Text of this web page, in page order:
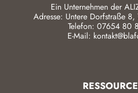
Ein Unternehmen der
Adresse: Untere Dorfstraße
Telefon: 07654 80
E-Mail: